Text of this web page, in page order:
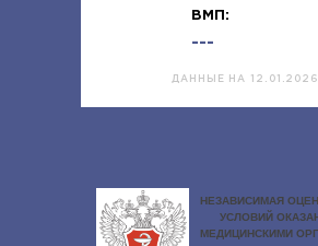
ВМП:
---
ДАННЫЕ НА 12.01.2026